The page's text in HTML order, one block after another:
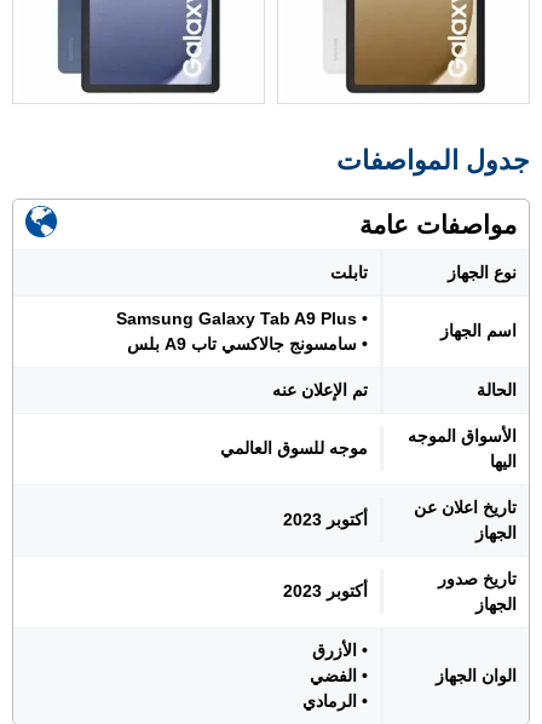
جدول المواصفات
مواصفات عامة
نوع الجهاز تابلت
اسم الجهاز
• Samsung Galaxy Tab A9 Plus
• سامسونج جالاكسي تاب A9 بلس
الحالة تم الإعلان عنه
الأسواق الموجه
اليها
موجه للسوق العالمي
تاريخ اعلان عن
الجهاز
أكتوبر 2023
تاريخ صدور
الجهاز
أكتوبر 2023
الوان الجهاز
• الأزرق
• الفضي
• الرمادي